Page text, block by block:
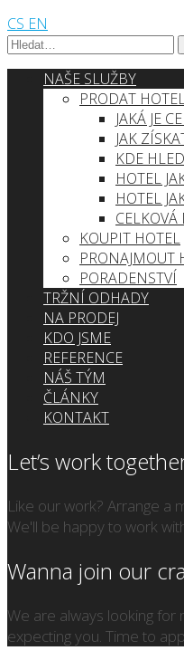
CS EN
NAŠE SLUŽBY
PRODAT
JAKÁ JE
JAK
KDE
HOTEL
HOTEL
CELKOVÁ
KOUPIT HOTEL
PRONAJMOUT
PORADENSTVÍ
TRŽNÍ ODHADY
NA PRODEJ
KDO JSME
REFERENCE
NÁŠ TÝM
ČLÁNKY
KONTAKT
Let’s work
Like our work? Arrange a
We'll be happy to work
Wanna join our
We are always looking
expecting you. Time to